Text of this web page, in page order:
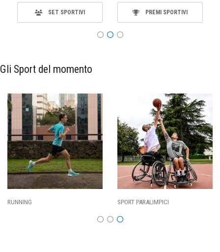
SET SPORTIVI PREMI SPORTIVI
Gli Sport del momento
SPORT PARALIMPICI CALCIO